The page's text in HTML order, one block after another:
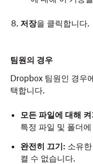
저장을 클릭합니다.
팀원의 경우
Dropbox 팀원인 경우
택합니다.
모든 파일에 대해 켜
특정 파일 및 폴더
완전히 끄기: 소유
켤 수 없습니다.